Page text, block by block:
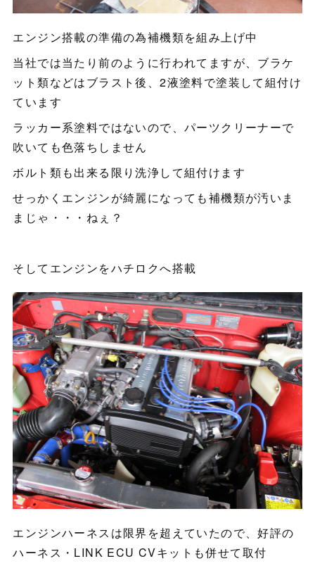
エンジン搭載の準備の為補機類を組み上げ中
当社では当たり前のように行われてますが、ブラケ
ット類などはブラスト後、2液塗料で塗装して組付け
ています
ラッカー系塗料ではないので、パーツクリーナーで
吹いても色落ちしません
ボルト類も出来る限り洗浄して組付けます
せっかくエンジンが綺麗になっても補機類が汚いま
まじゃ・・・ねぇ？
そしてエンジンをハチロクへ搭載
エンジンハーネスは限界を超えていたので、好評の
ハーネス・LINK ECU CVキットも併せて取付